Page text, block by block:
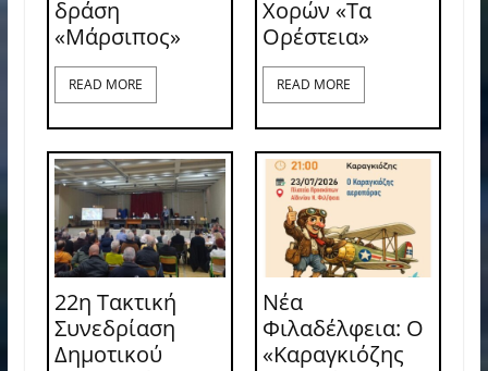
δράση
«Μάρσιπος»
READ MORE
Χορών «Τα
Ορέστεια»
READ MORE
22η Τακτική
Συνεδρίαση
Δημοτικού
Νέα
Φιλαδέλφεια: Ο
«Καραγκιόζης